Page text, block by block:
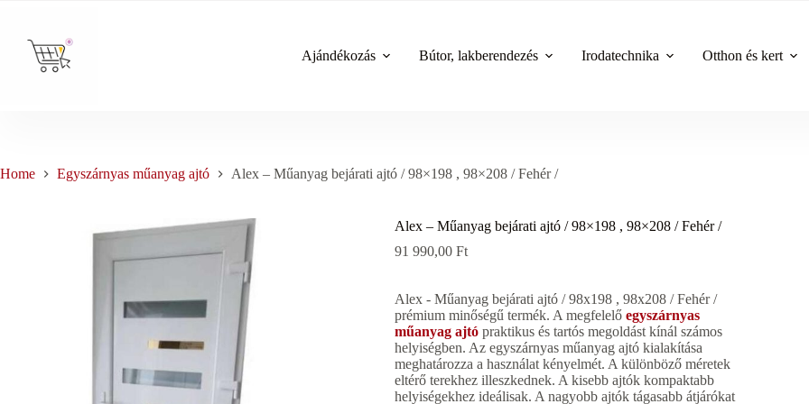
content
Ajándékozás
Bútor, lakberendezés Irodatechnika Otthon és kert
Home Egyszárnyas műanyag ajtó Alex – Műanyag bejárati ajtó / 98×198 , 98×208 / Fehér /
Alex – Műanyag bejárati ajtó / 98×198 , 98×208 / Fehér /
91 990,00Ft
Alex - Műanyag bejárati ajtó / 98x198 , 98x208 / Fehér /
prémium minőségű termék. A megfelelőegyszárnyas
műanyag ajtó praktikus és tartós megoldást kínál számos
helyiségben. Az egyszárnyas műanyag ajtó kialakítása
meghatározza a használat kényelmét. A különböző méretek
eltérő terekhez illeszkednek. A kisebb ajtók kompaktabb
helyiségekhez ideálisak. A nagyobb ajtók tágasabb átjárókat